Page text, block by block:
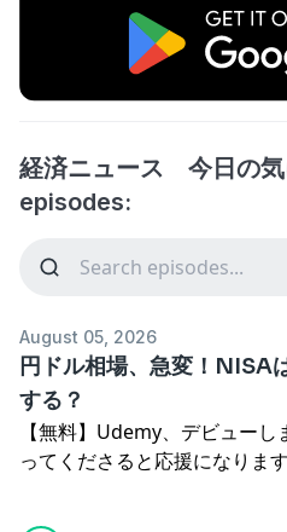
経済ニュース 今日の気
episodes:
August 05, 2026
円ドル相場、急変！NISA
する？
【無料】Udemy、デビュー
ってくださると応援になりま